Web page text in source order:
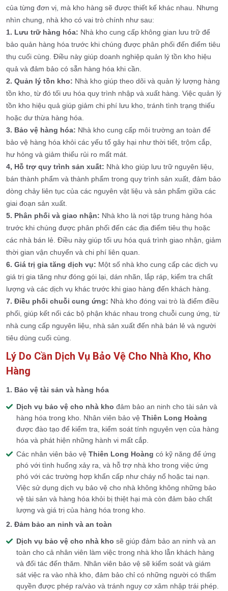
của từng đơn vị, mà kho hàng sẽ được thiết kế khác nhau. Nhưng
nhìn chung, nhà kho có vai trò chính như sau:
1. Lưu trữ hàng hóa: Nhà kho cung cấp không gian lưu trữ để
bảo quản hàng hóa trước khi chúng được phân phối đến điểm tiêu
thụ cuối cùng. Điều này giúp doanh nghiệp quản lý tồn kho hiệu
quả và đảm bảo có sẵn hàng hóa khi cần.
2. Quản lý tồn kho: Nhà kho giúp theo dõi và quản lý lượng hàng
tồn kho, từ đó tối ưu hóa quy trình nhập và xuất hàng. Việc quản lý
tồn kho hiệu quả giúp giảm chi phí lưu kho, tránh tình trạng thiếu
hoặc dư thừa hàng hóa.
3. Bảo vệ hàng hóa: Nhà kho cung cấp môi trường an toàn để
bảo vệ hàng hóa khỏi các yếu tố gây hại như thời tiết, trộm cắp,
hư hỏng và giảm thiểu rủi ro mất mát.
4, Hỗ trợ quy trình sản xuất: Nhà kho giúp lưu trữ nguyên liệu,
bán thành phẩm và thành phẩm trong quy trình sản xuất, đảm bảo
dòng chảy liên tục của các nguyên vật liệu và sản phẩm giữa các
giai đoạn sản xuất.
5. Phân phối và giao nhận: Nhà kho là nơi tập trung hàng hóa
trước khi chúng được phân phối đến các địa điểm tiêu thụ hoặc
các nhà bán lẻ. Điều này giúp tối ưu hóa quá trình giao nhận, giảm
thời gian vận chuyển và chi phí liên quan.
6. Giá trị gia tăng dịch vụ: Một số nhà kho cung cấp các dịch vụ
giá trị gia tăng như đóng gói lại, dán nhãn, lắp ráp, kiểm tra chất
lượng và các dịch vụ khác trước khi giao hàng đến khách hàng.
7. Điều phối chuỗi cung ứng: Nhà kho đóng vai trò là điểm điều
phối, giúp kết nối các bộ phận khác nhau trong chuỗi cung ứng, từ
nhà cung cấp nguyên liệu, nhà sản xuất đến nhà bán lẻ và người
tiêu dùng cuối cùng.
Lý Do Cần Dịch Vụ Bảo Vệ Cho Nhà Kho, Kho
Hàng
1. Bảo vệ tài sản và hàng hóa
Dịch vụ bảo vệ cho nhà kho đảm bảo an ninh cho tài sản và
hàng hóa trong kho. Nhân viên bảo vệ Thiên Long Hoàng
được đào tạo để kiểm tra, kiểm soát tính nguyên vẹn của hàng
hóa và phát hiện những hành vi mất cắp.
Các nhân viên bảo vệ Thiên Long Hoàng có kỹ năng để ứng
phó với tình huống xảy ra, và hỗ trợ nhà kho trong việc ứng
phó với các trường hợp khẩn cấp như cháy nổ hoặc tai nạn.
Việc sử dụng dịch vụ bảo vệ cho nhà không không những bảo
vệ tài sản và hàng hóa khỏi bị thiệt hại mà còn đảm bảo chất
lượng và giá trị của hàng hóa trong kho.
2. Đảm bảo an ninh và an toàn
Dịch vụ bảo vệ cho nhà kho sẽ giúp đảm bảo an ninh và an
toàn cho cả nhân viên làm việc trong nhà kho lẫn khách hàng
và đối tác đến thăm. Nhân viên bảo vệ sẽ kiểm soát và giám
sát việc ra vào nhà kho, đảm bảo chỉ có những người có thẩm
quyền được phép ra/vào và tránh nguy cơ xâm nhập trái phép.